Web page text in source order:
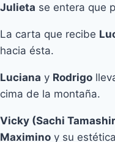
Julieta se entera que
La carta que recibe
hacia ésta.
Luciana y Rodrigo
cima de la montaña.
Vicky (Sachi
Maximino y su